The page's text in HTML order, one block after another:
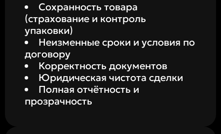
Сохранность товара
(страхование и контроль
упаковки)
Неизменные сроки и условия по
договору
Корректность документов
Юридическая чистота сделки
Полная отчётность и
прозрачность